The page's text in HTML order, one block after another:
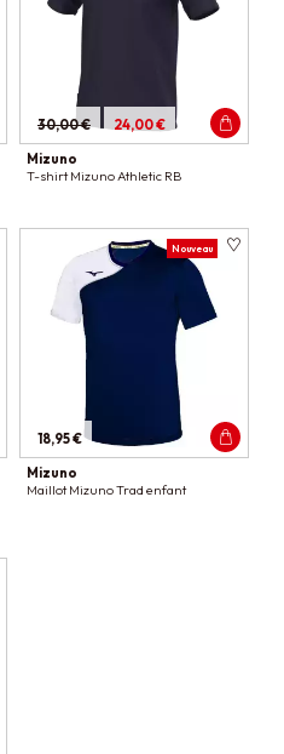
30,00 € 24,00 €
Mizuno
T-shirt Mizuno Athletic RB
18,95 €
Nouveau
Mizuno
Maillot Mizuno Trad enfant